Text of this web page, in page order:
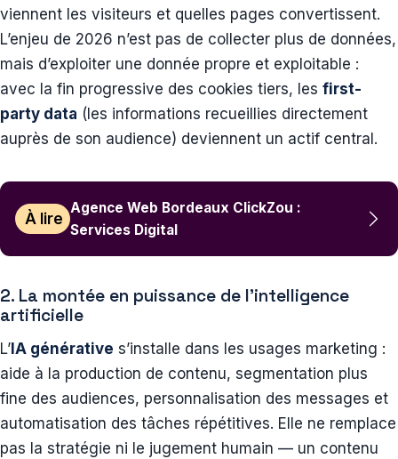
viennent les visiteurs et quelles pages convertissent.
L’enjeu de 2026 n’est pas de collecter plus de données,
mais d’exploiter une donnée propre et exploitable :
avec la fin progressive des cookies tiers, les first-
party data (les informations recueillies directement
auprès de son audience) deviennent un actif central.
À lire
Agence Web Bordeaux ClickZou :
Services Digital
2. La montée en puissance de l’intelligence
artificielle
L’ IA générative s’installe dans les usages marketing :
aide à la production de contenu, segmentation plus
fine des audiences, personnalisation des messages et
automatisation des tâches répétitives. Elle ne remplace
pas la stratégie ni le jugement humain — un contenu